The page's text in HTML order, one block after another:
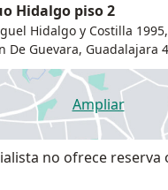
Hidalgo piso 2
Hidalgo y Costilla
De Guevara, Guadalajara
Ampliar
se abre
no ofrece reserva